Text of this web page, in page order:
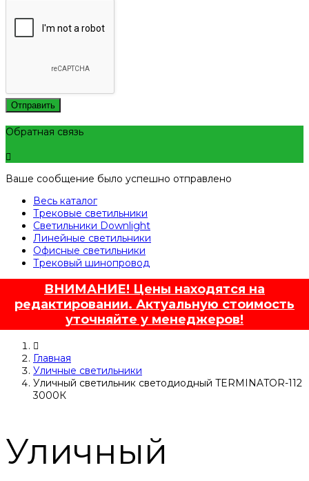
Отправить
Обратная связь
Ваше сообщение было успешно отправлено
Весь каталог
Трековые светильники
Светильники Downlight
Линейные светильники
Офисные светильники
Трековый шинопровод
ВНИМАНИЕ! Цены находятся на
редактировании. Актуальную стоимость
уточняйте у менеджеров!
Главная
Уличные светильники
Уличный светильник светодиодный TERMINATOR-112
3000К
Уличный